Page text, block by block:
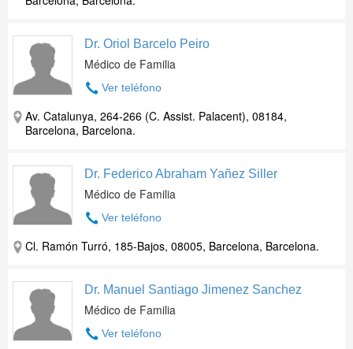
Dr. Oriol Barcelo Peiro
Médico de Familia
Ver teléfono
Av. Catalunya, 264-266 (C. Assist. Palacent), 08184,
Barcelona, Barcelona.
Dr. Federico Abraham Yañez Siller
Médico de Familia
Ver teléfono
Cl. Ramón Turró, 185-Bajos, 08005, Barcelona, Barcelona.
Dr. Manuel Santiago Jimenez Sanchez
Médico de Familia
Ver teléfono